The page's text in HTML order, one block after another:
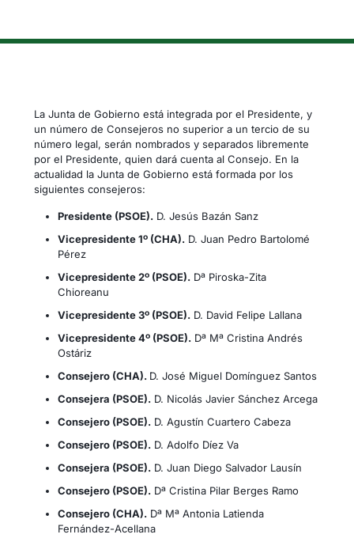
La Junta de Gobierno está integrada por el Presidente, y
un número de Consejeros no superior a un tercio de su
número legal, serán nombrados y separados libremente
por el Presidente, quien dará cuenta al Consejo. En la
actualidad la Junta de Gobierno está formada por los
siguientes consejeros:
Presidente (PSOE). D. Jesús Bazán Sanz
Vicepresidente 1º (CHA). D. Juan Pedro Bartolomé
Pérez
Vicepresidente 2º (PSOE). Dª Piroska-Zita
Chioreanu
Vicepresidente 3º (PSOE). D. David Felipe Lallana
Vicepresidente 4º (PSOE). Dª Mª Cristina Andrés
Ostáriz
Consejero (CHA). D. José Miguel Domínguez Santos
Consejera (PSOE). D. Nicolás Javier Sánchez Arcega
Consejero (PSOE). D. Agustín Cuartero Cabeza
Consejero (PSOE). D. Adolfo Díez Va
Consejera (PSOE). D. Juan Diego Salvador Lausín
Consejero (PSOE). Dª Cristina Pilar Berges Ramo
Consejero (CHA). Dª Mª Antonia Latienda
Fernández-Acellana